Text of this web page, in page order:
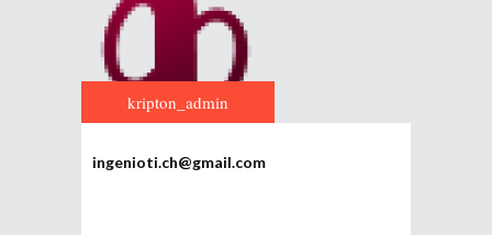
kripton_admin
ingenioti.ch@gmail.com